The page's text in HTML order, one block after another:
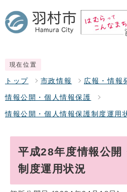
現在位置
トップ 市政情報 広報・情報
情報公開・個人情報保護
情報公開・個人情報保護制度運用
平成28年度情報公開
制度運用状況